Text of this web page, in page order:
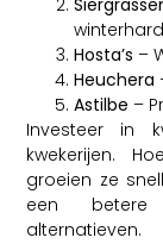
winterhard
Hosta’s –
Heuchera
Astilbe –
Investeer in
kwekerijen.
groeien ze
een betere
alternatieven.